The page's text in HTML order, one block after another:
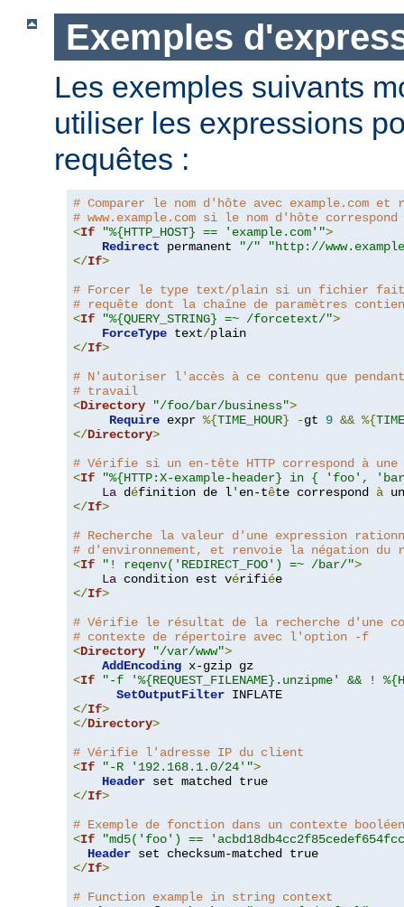
Exemples
Les exemples suivants
utiliser les expressions
requêtes :
# Comparer le nom d'hôte avec example.com
# www.example.com si le nom d'hôte correspond
<If "%{HTTP_HOST} == 'example.com'">
Redirect permanent "/"
"http://
</If>
# Forcer le type text/plain si un fichier
# requête dont la chaîne de paramètres
<If "%{QUERY_STRING} =~ /forcetext/">
ForceType text/
</If>
# N'autoriser l'accès à ce contenu que
# travail
<Directory "/foo/bar/business">
Require expr %{TIME_HOUR} -gt 9 && %{
</Directory>
# Vérifie si un en-tête HTTP correspond à
<If
"%{HTTP:X-example-header} in { 'foo',
La définition de l' en-tête correspond à
</If>
# Recherche la valeur d'une expression
# d'environnement, et renvoie la négation du
<If "! reqenv('REDIRECT_FOO') =~ /bar/">
La condition est vérifié
</If>
# Vérifie le résultat de la recherche d'une
# contexte de répertoire avec l'option -f
<Directory "/var/www">
AddEncoding
<If
"-f '%{REQUEST_FILENAME}.unzipme' && !
SetOutputFilter
</If>
</Directory>
# Vérifie l'adresse IP du client
<If "-R '192.168.1.0/24'">
Header
</If>
# Exemple de fonction dans un contexte booléen
<If
"md5('foo') ==
Header
</If>
# Function example in string context